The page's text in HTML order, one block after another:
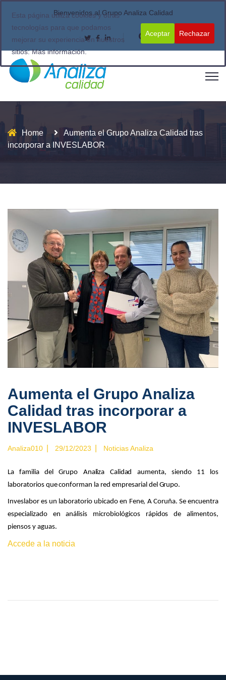
Bienvenidos al Grupo Analiza Calidad
Home
Aumenta el Grupo Analiza Calidad tras
incorporar a INVESLABOR
Aumenta el Grupo Analiza
Calidad tras incorporar a
INVESLABOR
Analiza010 29/12/2023 Noticias Analiza
La familia del Grupo Analiza Calidad aumenta, siendo 11 los
laboratorios que conforman la red empresarial del Grupo.
Inveslabor es un laboratorio ubicado en Fene, A Coruña. Se encuentra
especializado en análisis microbiológicos rápidos de alimentos,
piensos y aguas.
Accede a la noticia
Esta página utiliza cookies y otras
tecnologías para que podamos
mejorar su experiencia en nuestros
sitios:Más información.
Aceptar Rechazar